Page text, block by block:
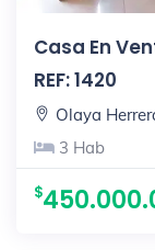
Casa En
REF: 1420
Olaya
3 Hab